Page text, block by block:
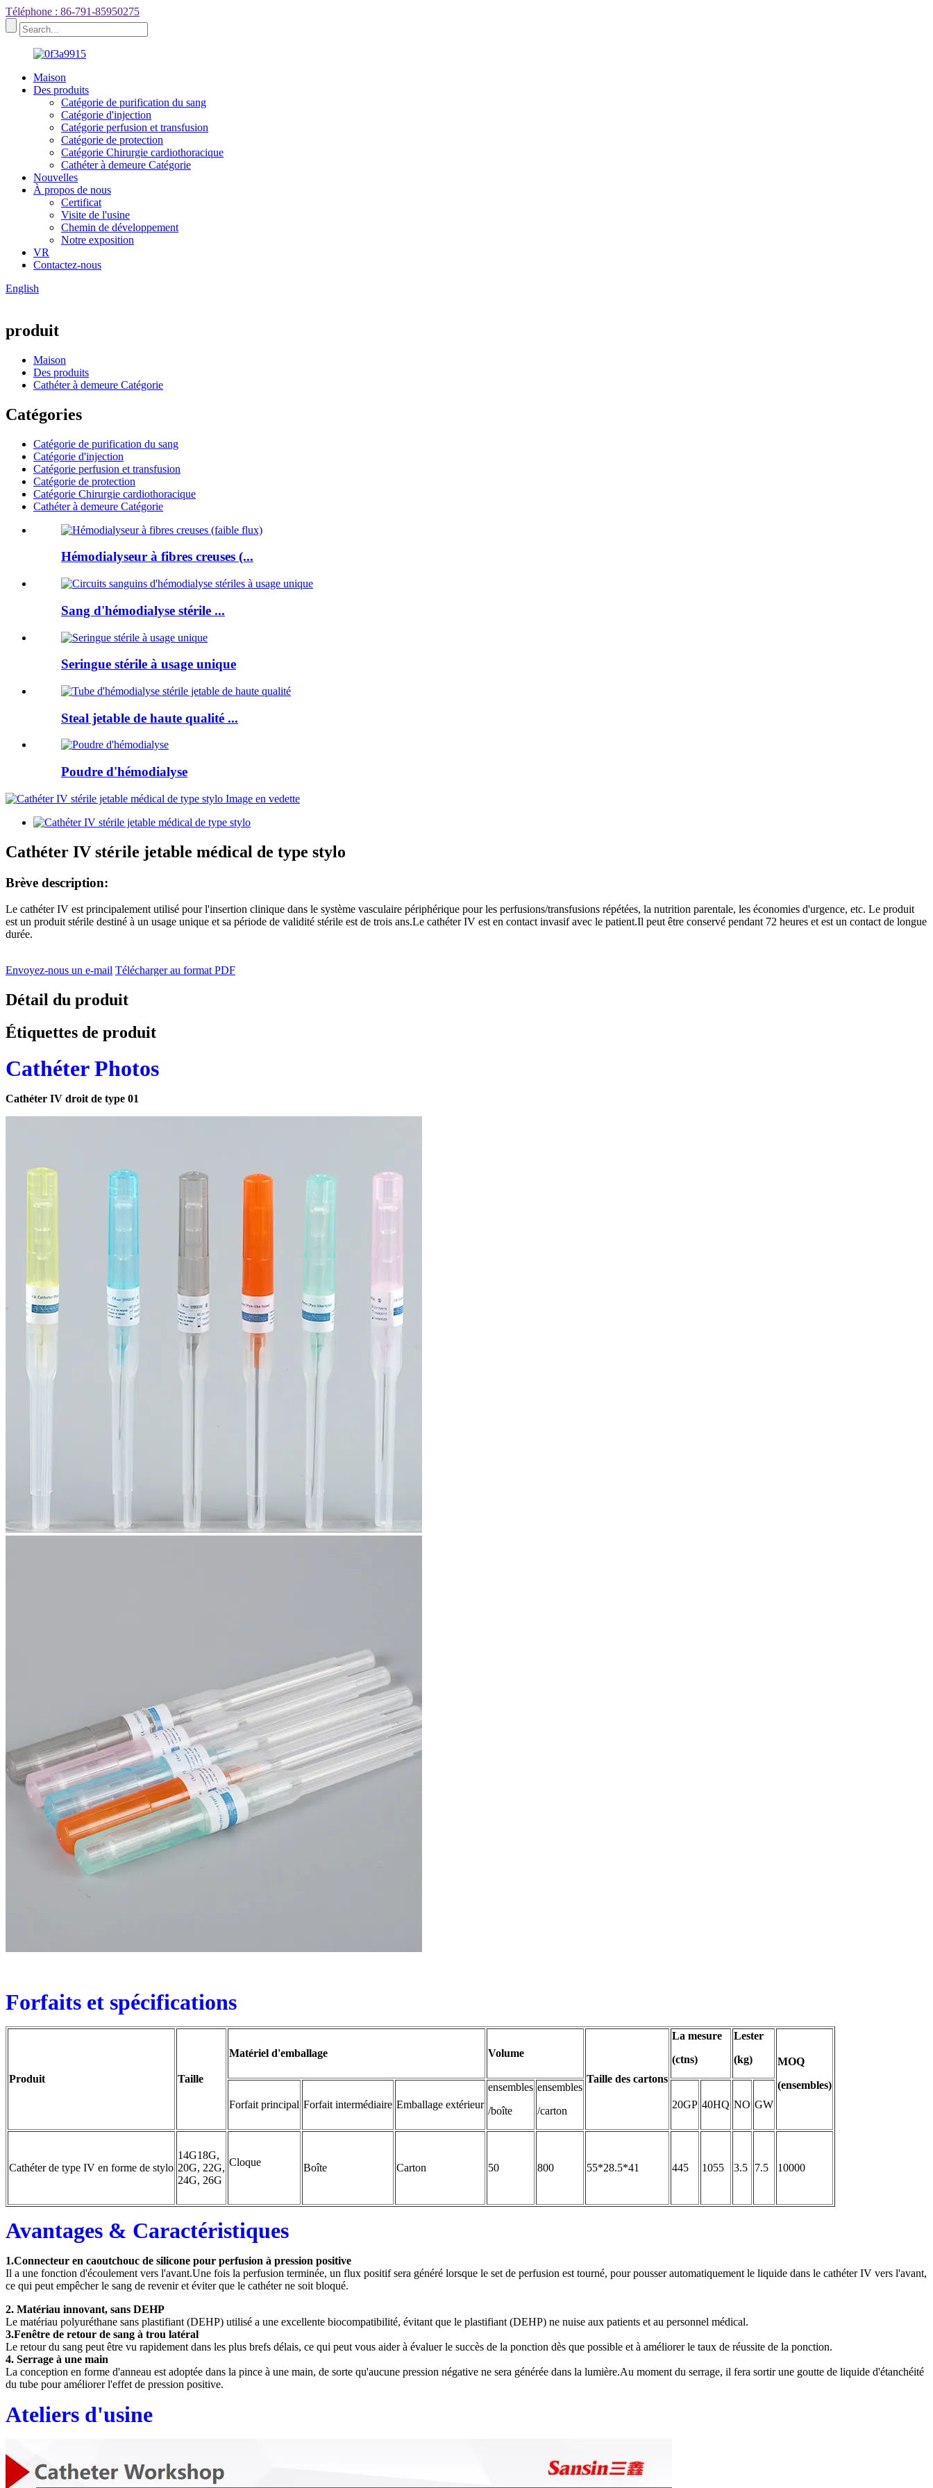
Téléphone : 86-791-85950275
Maison
Des produits
Catégorie de purification du sang
Catégorie d'injection
Catégorie perfusion et transfusion
Catégorie de protection
Catégorie Chirurgie cardiothoracique
Cathéter à demeure Catégorie
Nouvelles
À propos de nous
Certificat
Visite de l'usine
Chemin de développement
Notre exposition
VR
Contactez-nous
English
produit
Maison
Des produits
Cathéter à demeure Catégorie
Catégories
Catégorie de purification du sang
Catégorie d'injection
Catégorie perfusion et transfusion
Catégorie de protection
Catégorie Chirurgie cardiothoracique
Cathéter à demeure Catégorie
Hémodialyseur à fibres creuses (...
Sang d'hémodialyse stérile ...
Seringue stérile à usage unique
Steal jetable de haute qualité ...
Poudre d'hémodialyse
Cathéter IV stérile jetable médical de type stylo
Brève description:
Le cathéter IV est principalement utilisé pour l'insertion clinique dans le système vasculaire périphérique pour les perfusions/transfusions répétées, la nutrition parentale, les économies d'urgence, etc. Le produit
est un produit stérile destiné à un usage unique et sa période de validité stérile est de trois ans.Le cathéter IV est en contact invasif avec le patient.Il peut être conservé pendant 72 heures et est un contact de longue
durée.
Envoyez-nous un e-mail Télécharger au format PDF
Détail du produit
Étiquettes de produit
Cathéter Photos
Cathéter IV droit de type 01
Forfaits et spécifications
Produit Taille
Matériel d'emballage Volume
Taille des cartons
La mesure
(ctns)
Lester
(kg)
MOQ
(ensembles)
Forfait principal Forfait intermédiaire Emballage extérieur
ensembles
/boîte
ensembles
/carton
20GP 40HQ NO GW
Cathéter de type IV en forme de stylo
14G18G,
20G, 22G,
24G, 26G
Cloque Boîte Carton 50 800 55*28.5*41 445 1055 3.5 7.5 10000
Avantages & Caractéristiques
1.Connecteur en caoutchouc de silicone pour perfusion à pression positive
Il a une fonction d'écoulement vers l'avant.Une fois la perfusion terminée, un flux positif sera généré lorsque le set de perfusion est tourné, pour pousser automatiquement le liquide dans le cathéter IV vers l'avant,
ce qui peut empêcher le sang de revenir et éviter que le cathéter ne soit bloqué.
2. Matériau innovant, sans DEHP
Le matériau polyuréthane sans plastifiant (DEHP) utilisé a une excellente biocompatibilité, évitant que le plastifiant (DEHP) ne nuise aux patients et au personnel médical.
3.Fenêtre de retour de sang à trou latéral
Le retour du sang peut être vu rapidement dans les plus brefs délais, ce qui peut vous aider à évaluer le succès de la ponction dès que possible et à améliorer le taux de réussite de la ponction.
4. Serrage à une main
La conception en forme d'anneau est adoptée dans la pince à une main, de sorte qu'aucune pression négative ne sera générée dans la lumière.Au moment du serrage, il fera sortir une goutte de liquide d'étanchéité
du tube pour améliorer l'effet de pression positive.
Ateliers d'usine